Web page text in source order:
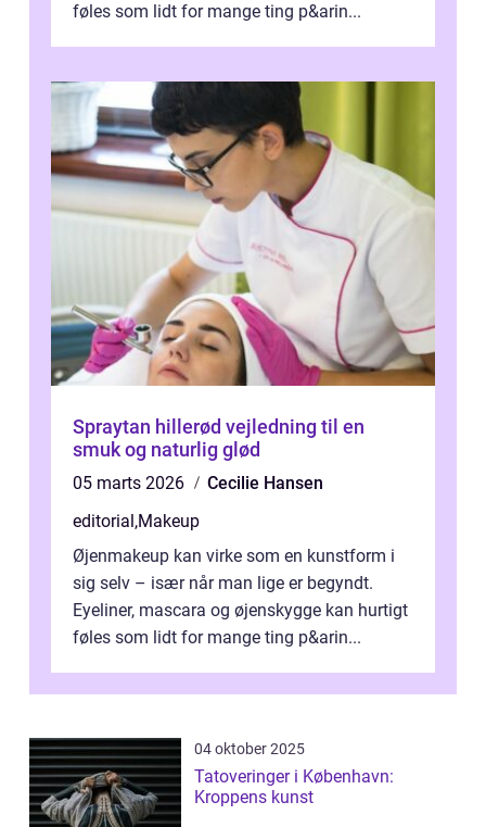
føles som lidt for mange ting p&arin...
Spraytan hillerød vejledning til en
smuk og naturlig glød
05 marts 2026
Cecilie Hansen
editorial ,Makeup
Øjenmakeup kan virke som en kunstform i
sig selv – især når man lige er begyndt.
Eyeliner, mascara og øjenskygge kan hurtigt
føles som lidt for mange ting p&arin...
04 oktober 2025
Tatoveringer i København:
Kroppens kunst